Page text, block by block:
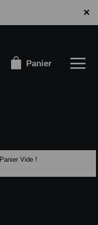
×
Panier
Panier Vide !